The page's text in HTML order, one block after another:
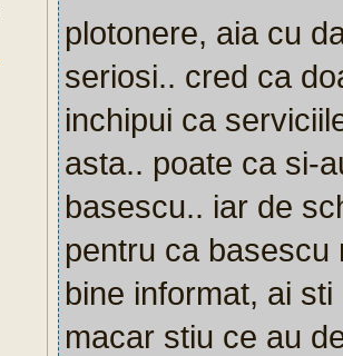
plotonere, aia cu
seriosi.. cred ca
inchipui ca
asta.. poate ca si-
basescu.. iar de
pentru ca basescu
bine informat, ai
macar stiu ce au